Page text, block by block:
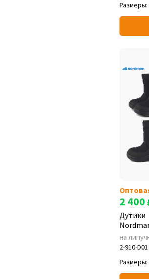
Размеры:
2 400
Дутики
на
2-910-D01
Размеры: